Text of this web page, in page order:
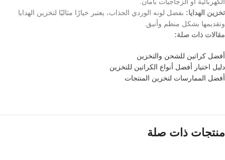
تخزين الهدايا: بفضل لونه الوردي الجذاب، يعتبر خيارًا مثاليًا لتخزين الهدايا
وتقديمها بشكل منظم وأنيق.
مقالات ذات صلة:
أفضل كراتين للشحن والتخزين
دليل اختيار أفضل أنواع الكراتين للتخزين
أفضل الممارسات لتخزين المنتجات
منتجات ذات صلة